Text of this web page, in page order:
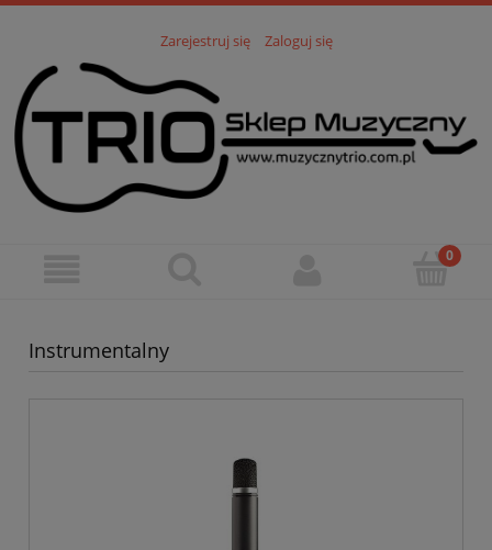
Zarejestruj się Zaloguj się
Instrumentalny